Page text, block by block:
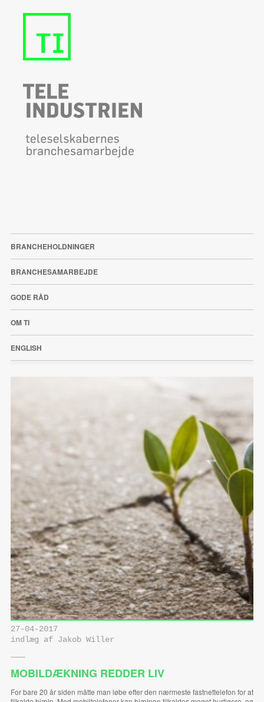
BRANCHEHOLDNINGER
BRANCHESAMARBEJDE
GODE RÅD
OM TI
ENGLISH
27-04-2017
indlæg af Jakob Willer
MOBILDÆKNING REDDER LIV
For bare 20 år siden måtte man løbe efter den nærmeste fastnettelefon for at